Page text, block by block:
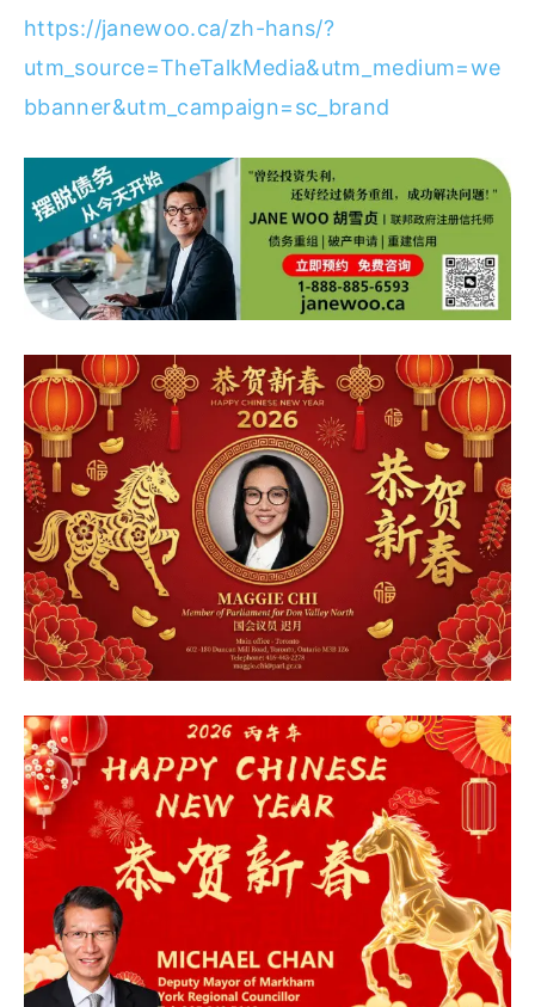
https://janewoo.ca/zh-hans/?
utm_source=TheTalkMedia&utm_medium=we
bbanner&utm_campaign=sc_brand